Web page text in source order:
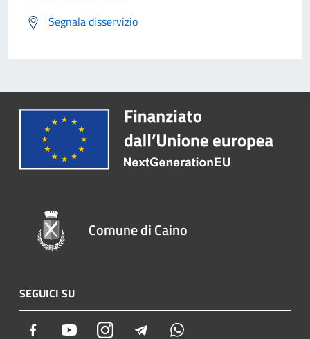
Segnala disservizio
Comune di Caino
SEGUICI SU
Facebook YoutubeInstagram Telegram